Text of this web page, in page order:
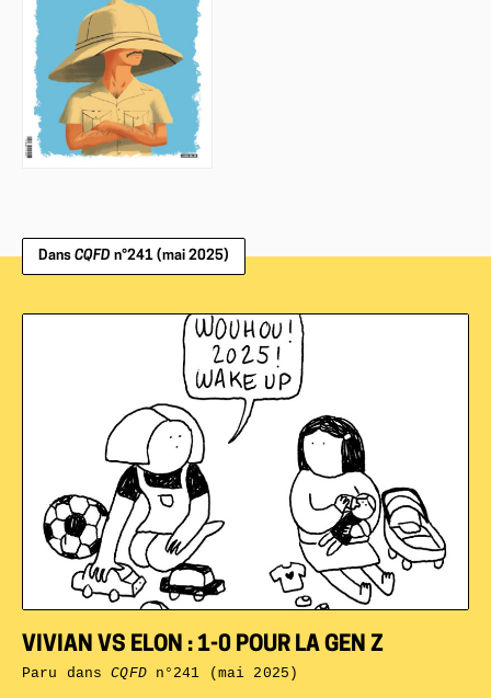
Dans CQFD n°241 (mai 2025)
VIVIAN VS ELON : 1-0 POUR LA GEN Z
Paru dansCQFDn°241 (mai 2025)